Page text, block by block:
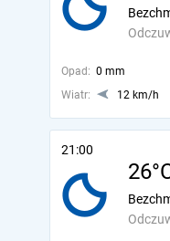
Opad: 0 mm
Wiatr:
12 km/h
21:00